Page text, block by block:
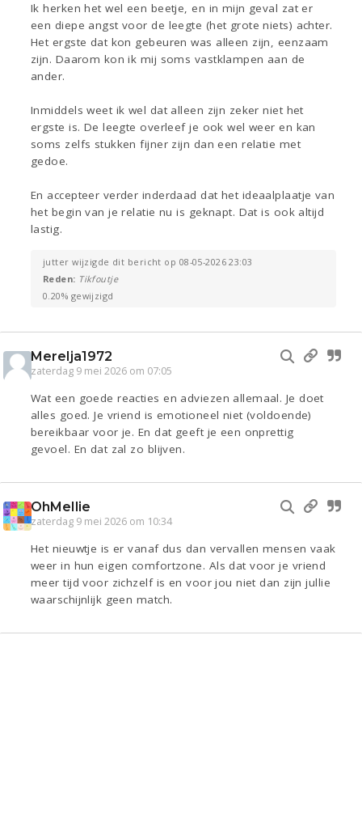
Ik herken het wel een beetje, en in mijn geval zat er
een diepe angst voor de leegte (het grote niets) achter.
Het ergste dat kon gebeuren was alleen zijn, eenzaam
zijn. Daarom kon ik mij soms vastklampen aan de
ander.
Inmiddels weet ik wel dat alleen zijn zeker niet het
ergste is. De leegte overleef je ook wel weer en kan
soms zelfs stukken fijner zijn dan een relatie met
gedoe.
En accepteer verder inderdaad dat het ideaalplaatje van
het begin van je relatie nu is geknapt. Dat is ook altijd
lastig.
jutter wijzigde dit bericht op 08-05-2026 23:03
Reden: Tikfoutje
0.20% gewijzigd
Merelja1972
zaterdag 9 mei 2026 om 07:05
Wat een goede reacties en adviezen allemaal. Je doet
alles goed. Je vriend is emotioneel niet (voldoende)
bereikbaar voor je. En dat geeft je een onprettig
gevoel. En dat zal zo blijven.
OhMellie
zaterdag 9 mei 2026 om 10:34
Het nieuwtje is er vanaf dus dan vervallen mensen vaak
weer in hun eigen comfortzone. Als dat voor je vriend
meer tijd voor zichzelf is en voor jou niet dan zijn jullie
waarschijnlijk geen match.